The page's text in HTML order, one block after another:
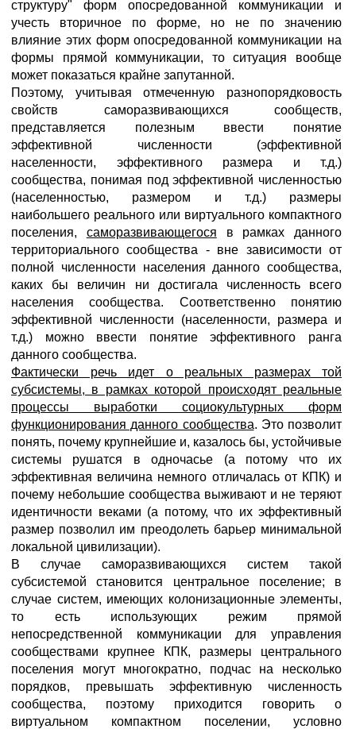
структуру" форм опосредованной коммуникации и
учесть вторичное по форме, но не по значению
влияние этих форм опосредованной коммуникации на
формы прямой коммуникации, то ситуация вообще
может показаться крайне запутанной.
Поэтому, учитывая отмеченную разнопорядковость
свойств саморазвивающихся сообществ,
представляется полезным ввести понятие
эффективной численности (эффективной
населенности, эффективного размера и т.д.)
сообщества, понимая под эффективной численностью
(населенностью, размером и т.д.) размеры
наибольшего реального или виртуального компактного
поселения, саморазвивающегося в рамках данного
территориального сообщества - вне зависимости от
полной численности населения данного сообщества,
каких бы величин ни достигала численность всего
населения сообщества. Соответственно понятию
эффективной численности (населенности, размера и
т.д.) можно ввести понятие эффективного ранга
данного сообщества.
Фактически речь идет о реальных размерах той
субсистемы, в рамках которой происходят реальные
процессы выработки социокультурных форм
функционирования данного сообщества. Это позволит
понять, почему крупнейшие и, казалось бы, устойчивые
системы рушатся в одночасье (а потому что их
эффективная величина немного отличалась от КПК) и
почему небольшие сообщества выживают и не теряют
идентичности веками (а потому, что их эффективный
размер позволил им преодолеть барьер минимальной
локальной цивилизации).
В случае саморазвивающихся систем такой
субсистемой становится центральное поселение; в
случае систем, имеющих колонизационные элементы,
то есть использующих режим прямой
непосредственной коммуникации для управления
сообществами крупнее КПК, размеры центрального
поселения могут многократно, подчас на несколько
порядков, превышать эффективную численность
сообщества, поэтому приходится говорить о
виртуальном компактном поселении, условно